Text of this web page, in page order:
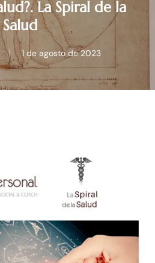
La Spiral de la
Salud
1 de agosto de 2023